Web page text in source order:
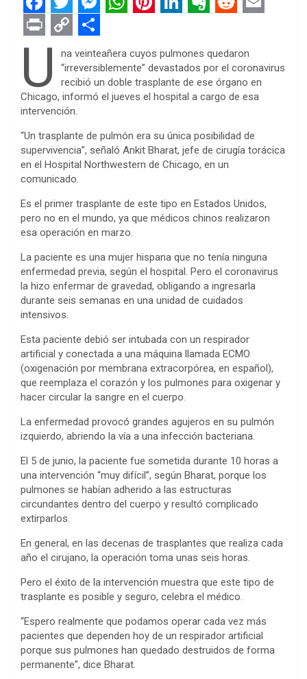
F
a
e
b
o
o
k
T
w
t
t
e
r
M
e
s
s
n
g
r
h
a
t
A
p
i
n
t
r
e
t
i
n
k
d
I
v
e
r
o
t
e
e
d
d
t
m
a
i
P
r
i
n
t
C
o
p
y
L
i
n
k
S
h
a
e
U
na veinteañera cuyos pulmones quedaron
“irreversiblemente” devastados por el coronavirus
recibió un doble trasplante de ese órgano en
Chicago, informó el jueves el hospital a cargo de esa
intervención.
“Un trasplante de pulmón era su única posibilidad de
supervivencia”, señaló Ankit Bharat, jefe de cirugía torácica
en el Hospital Northwestern de Chicago, en un
comunicado.
Es el primer trasplante de este tipo en Estados Unidos,
pero no en el mundo, ya que médicos chinos realizaron
esa operación en marzo.
La paciente es una mujer hispana que no tenía ninguna
enfermedad previa, según el hospital. Pero el coronavirus
la hizo enfermar de gravedad, obligando a ingresarla
durante seis semanas en una unidad de cuidados
intensivos.
Esta paciente debió ser intubada con un respirador
artificial y conectada a una máquina llamada ECMO
(oxigenación por membrana extracorpórea, en español),
que reemplaza el corazón y los pulmones para oxigenar y
hacer circular la sangre en el cuerpo.
La enfermedad provocó grandes agujeros en su pulmón
izquierdo, abriendo la vía a una infección bacteriana.
El 5 de junio, la paciente fue sometida durante 10 horas a
una intervención “muy difícil”, según Bharat, porque los
pulmones se habían adherido a las estructuras
circundantes dentro del cuerpo y resultó complicado
extirparlos.
En general, en las decenas de trasplantes que realiza cada
año el cirujano, la operación toma unas seis horas.
Pero el éxito de la intervención muestra que este tipo de
trasplante es posible y seguro, celebra el médico.
“Espero realmente que podamos operar cada vez más
pacientes que dependen hoy de un respirador artificial
porque sus pulmones han quedado destruidos de forma
permanente”, dice Bharat.